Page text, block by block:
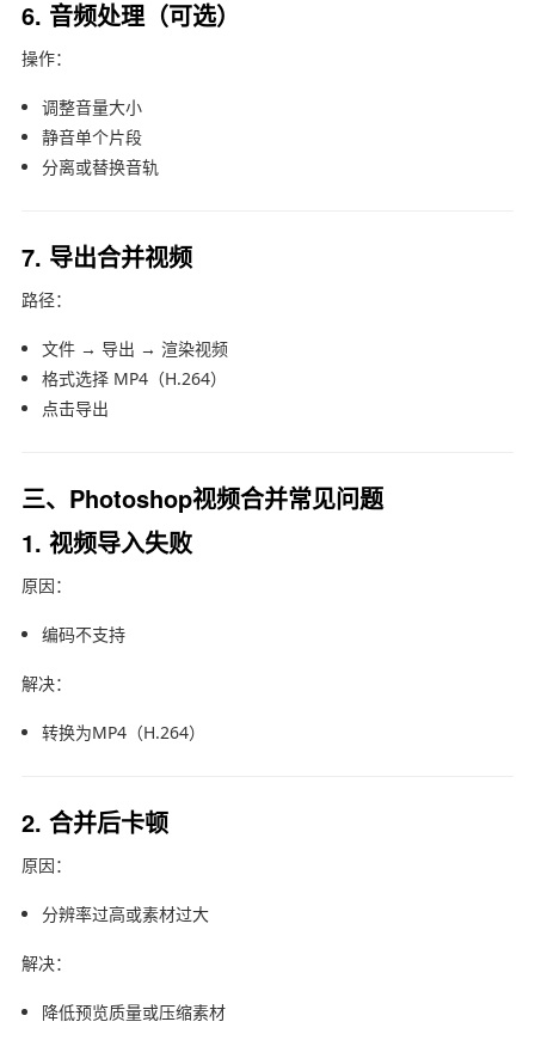
6. 音频处理（可选）
操作：
调整音量大小
静音单个片段
分离或替换音轨
7. 导出合并视频
路径：
文件 → 导出 → 渲染视频
格式选择 MP4（H.264）
点击导出
三、Photoshop视频合并常见问题
1. 视频导入失败
原因：
编码不支持
解决：
转换为MP4（H.264）
2. 合并后卡顿
原因：
分辨率过高或素材过大
解决：
降低预览质量或压缩素材